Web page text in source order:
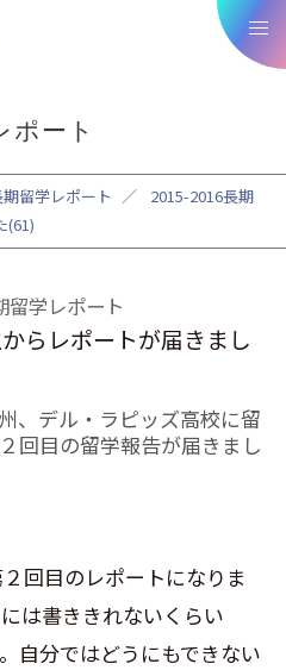
ポート
留学レポート ／
2015-2016長期
(61)
留学レポート
らレポートが届きまし
、デル・ラピッズ高校に留
回目の留学報告が届きまし
回目のレポートになりま
は書ききれないくらい
自分ではどうにもできない